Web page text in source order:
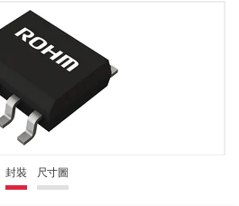
封裝 尺寸圖